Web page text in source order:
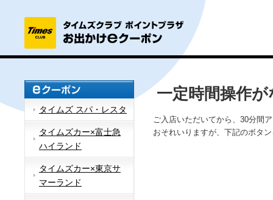
タイムズ スパ・レスタ
タイムズカー×富士急
ハイランド
タイムズカー×東京サ
マーランド
一定時間操作
ご入店いただいてから、30分間
おそれいりますが、下記のボタ